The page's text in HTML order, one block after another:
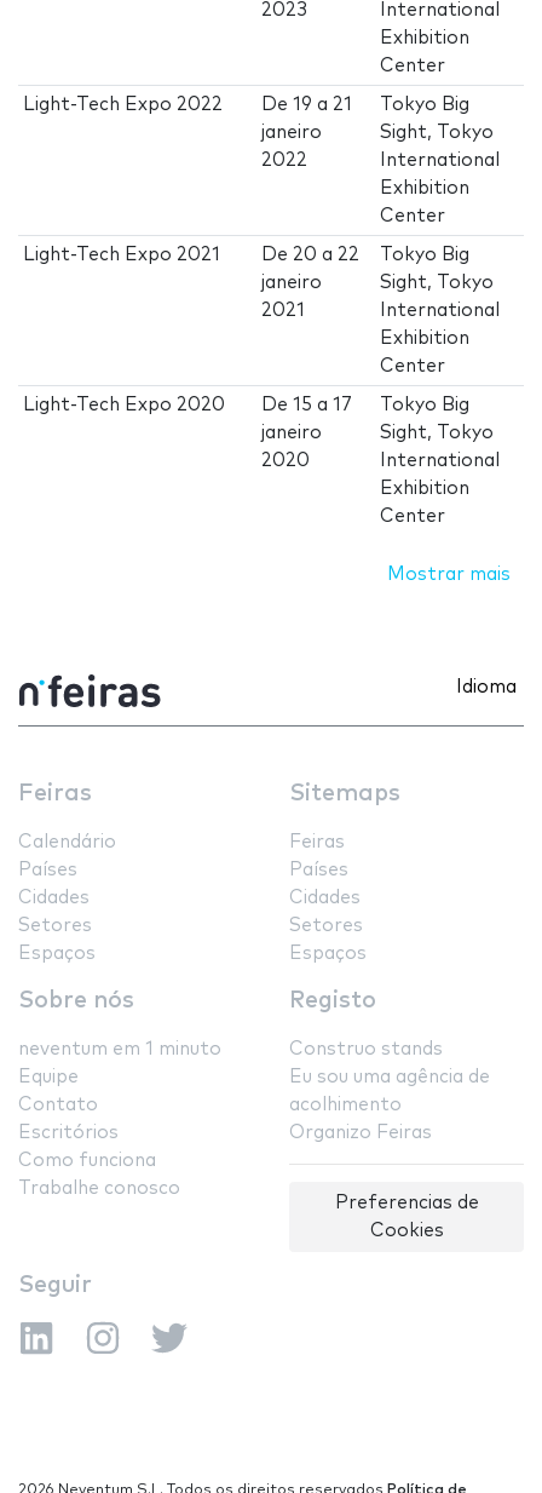
2023
International
Exhibition
Center
Light-Tech Expo 2022 De19 a 21
janeiro
2022
Tokyo Big
Sight, Tokyo
International
Exhibition
Center
Light-Tech Expo 2021 De 20 a 22
janeiro
2021
Tokyo Big
Sight, Tokyo
International
Exhibition
Center
Light-Tech Expo 2020 De15 a17
janeiro
2020
Tokyo Big
Sight, Tokyo
International
Exhibition
Center
Mostrar mais
Idioma
Feiras
Calendário
Países
Cidades
Setores
Espaços
Sitemaps
Feiras
Países
Cidades
Setores
Espaços
Sobre nós
neventum em 1 minuto
Equipe
Contato
Escritórios
Como funciona
Trabalhe conosco
Registo
Construo stands
Eu sou uma agência de
acolhimento
Organizo Feiras
Preferencias de
Cookies
Seguir